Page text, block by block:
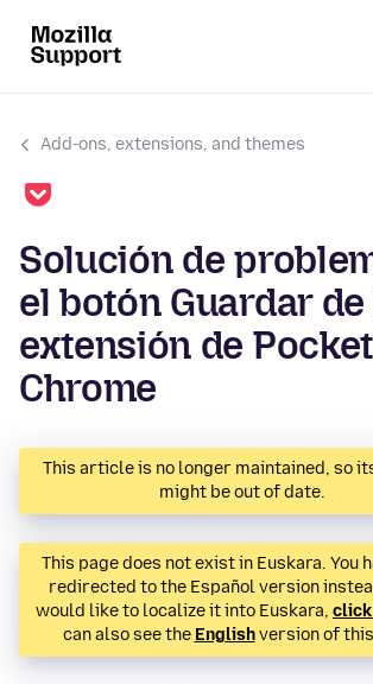
Add-ons, extensions, and themes
Solución de
el botón Guardar
extensión de
Chrome
This article is no longer maintained, so
might be out of date.
This page does not exist in Euskara. You
redirected to the Español version
would like to localize it into Euskara,
can also see the Englishversion of